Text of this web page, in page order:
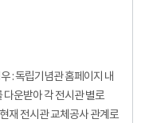
: 독립기념관 홈페이지 내
다운받아 각 전시관 별로
재 전시관 교체공사 관계로